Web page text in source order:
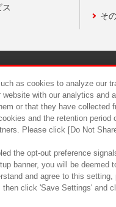
そ
食品のご
as cookies to analyze our
with our analytics and
or that they have
and the retention
Please click [Do Not
the opt-out preference
banner, you will be
and agree to this
click 'Save Settings' and